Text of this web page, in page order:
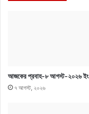
আজকের প্রবাহ-৮ আগস্ট-২০২৬ ইং
৭ আগস্ট, ২০২৬